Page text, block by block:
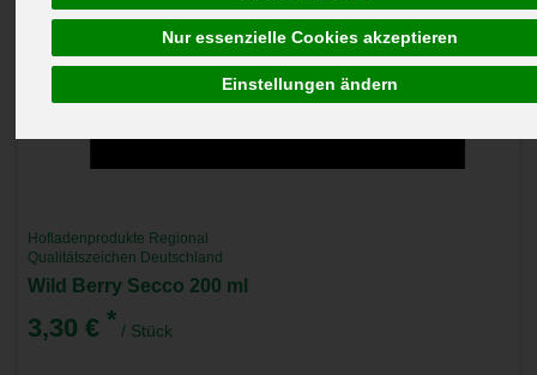
Nur essenzielle Cookies akzeptieren
Einstellungen ändern
Hofladenprodukte Regional
Qualitätszeichen Deutschland
Wild Berry Secco 200 ml
3,30 € * / Stück